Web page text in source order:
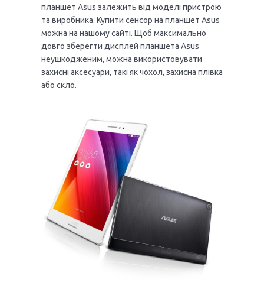
планшет Asus залежить від моделі пристрою
та виробника. Купити сенсор на планшет Asus
можна на нашому сайті. Щоб максимально
довго зберегти дисплей планшета Asus
неушкодженим, можна використовувати
захисні аксесуари, такі як чохол, захисна плівка
або скло.